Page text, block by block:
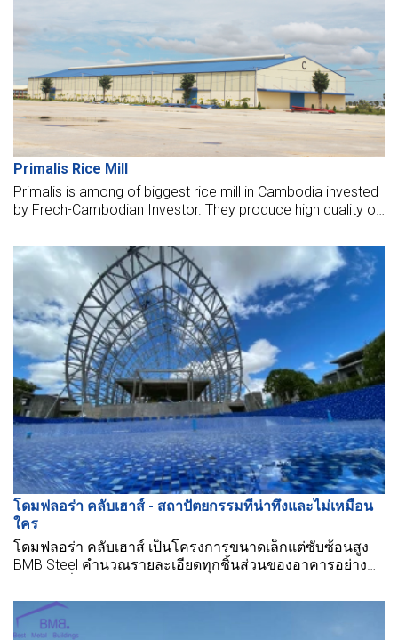
Primalis Rice Mill
Primalis is among of biggest rice mill in Cambodia invested
by Frech-Cambodian Investor. They produce high quality of
โดมฟลอร่า คลับเฮาส์ - สถาปัตยกรรมที่น่าทึ่งและไม่เหมือน
ใคร
โดมฟลอร่า คลับเฮาส์ เป็นโครงการขนาดเล็กแต่ซับซ้อนสูง
BMB Steel คำนวณรายละเอียดทุกชิ้นส่วนของอาคารอย่าง
น่าสนใจในอาคารเหล็กสำเร็จรูปนี้กับ BMB Steel ในบทความ
ด้านล่าง!